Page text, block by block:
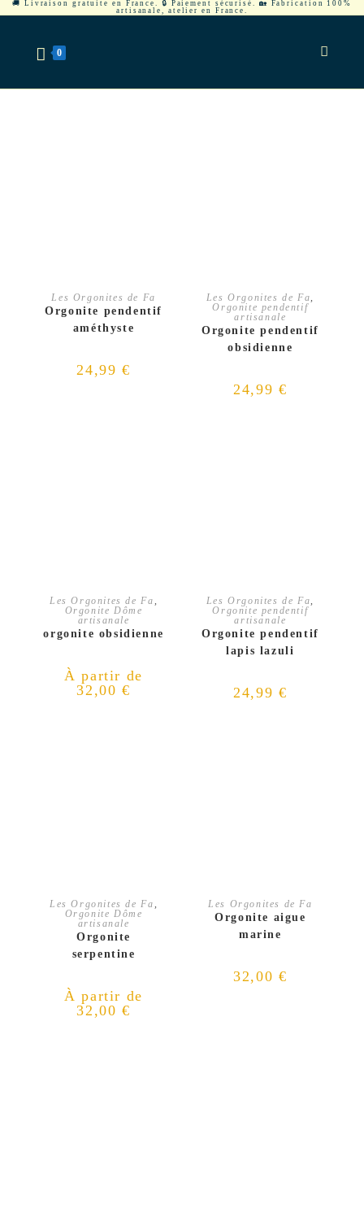
🚚 Livraison gratuite en France. 🔒 Paiement sécurisé. 🏡 Fabrication 100%
artisanale, atelier en France.
0
CHOIX DES OPTIONS
Les Orgonites de Fa
Orgonite pendentif
améthyste
24,99€
AJOUTER AU PANIER
Les Orgonites de Fa,
Orgonite pendentif
artisanale
Orgonite pendentif
obsidienne
24,99 €
CHOIX DES OPTIONS
Les Orgonites de Fa,
Orgonite Dôme
artisanale
orgonite obsidienne
À partir de
32,00€
AJOUTER AU PANIER
Les Orgonites de Fa,
Orgonite pendentif
artisanale
Orgonite pendentif
lapis lazuli
24,99 €
CHOIX DES OPTIONS
Les Orgonites de Fa,
Orgonite Dôme
artisanale
Orgonite
serpentine
À partir de
32,00€
AJOUTER AU PANIER
Les Orgonites de Fa
Orgonite aigue
marine
32,00 €